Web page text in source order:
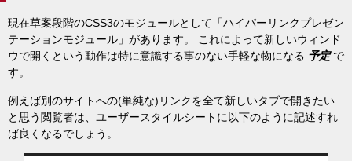
現在草案段階のCSS3のモジュールとして「ハイパーリンクプレゼン
テーションモジュール」があります。 これによって新しいウィンド
ウで開くという動作は特に意識する事のない手軽な物になる 予定で
す。
例えば別のサイトへの(単純な)リンクを全て新しいタブで開きたい
と思う閲覧者は、ユーザースタイルシートに以下のように記述すれ
ば良くなるでしょう。